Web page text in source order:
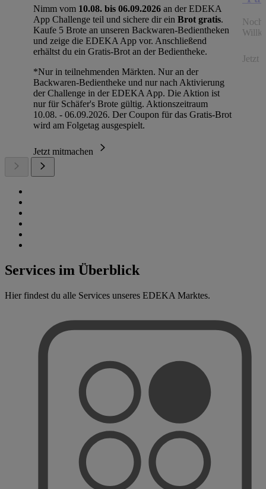
Nimm vom 10.08. bis 06.09.2026 an der EDEKA
App Challenge teil und sichere dir ein Brot gratis.
Kaufe 5 Brote an unseren Backwaren-Bedientheken
und zeige die EDEKA App vor. Anschließend
erhältst du ein Gratis-Brot an der Bedientheke.
*Nur in teilnehmenden Märkten. Nur an der
Backwaren-Bedientheke und nur nach Aktivierung
der Challenge in der EDEKA App. Die Aktion ist
nur für Schäfer's Brote gültig. Aktionszeitraum
10.08. - 06.09.2026. Der Coupon für das Gratis-Brot
wird am Folgetag ausgespielt.
Jetzt mitmachen
Noch
Jetzt
Services im Überblick
Hier findest du alle Services unseres EDEKA Marktes.